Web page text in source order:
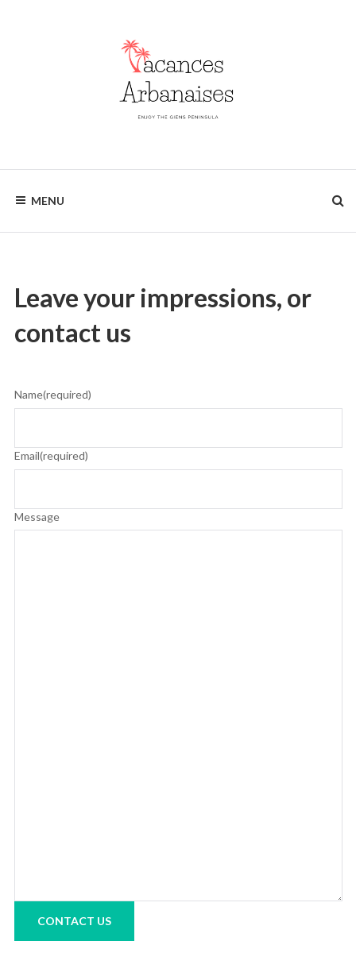
ARBANAISES
GiensMENU
Leave your impressions, or
contact us
Name(required)
Email(required)
Message
CONTACT US